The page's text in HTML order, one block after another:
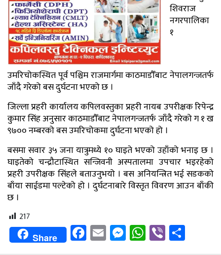
शिवराज
नगरपालिका
१
उमरिचोकस्थित पूर्व पश्चिम राजमार्गमा काठमाडौँबाट नेपालगन्जतर्फ
जाँदै गरेको बस दुर्घटना भएको छ ।
जिल्ला प्रहरी कार्यालय कपिलवस्तुका प्रहरी नायब उपरीक्षक रिपेन्द्र
कुमार सिंह अनुसार काठमाडौँबाट नेपालगन्जतर्फ जाँदै गरेको ग १ ख
९७०० नम्बरको बस उमरिचोकमा दुर्घटना भएको हो ।
बसमा सवार ३५ जना यात्रुमध्ये १० घाइते भएको उहाँको भनाइ छ ।
घाइतेको चन्द्रौटास्थित सन्जिवनी अस्पतालमा उपचार भइरहेको
प्रहरी उपरीक्षक सिंहले बताउनुभयो । बस अनियन्त्रित भई सडकको
बाँया साईडमा पल्टेको हो । दुर्घटनाबारे विस्तृत विवरण आउन बाँकी
छ ।
217
Share Facebook
EmailMessenger
WhatsApp
Viber